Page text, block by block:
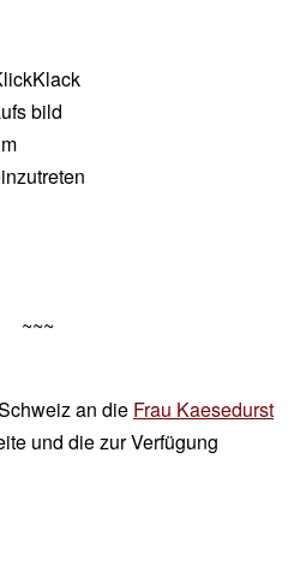
bild
~~~
an die Frau Kaesedurst
und die zur Verfügung